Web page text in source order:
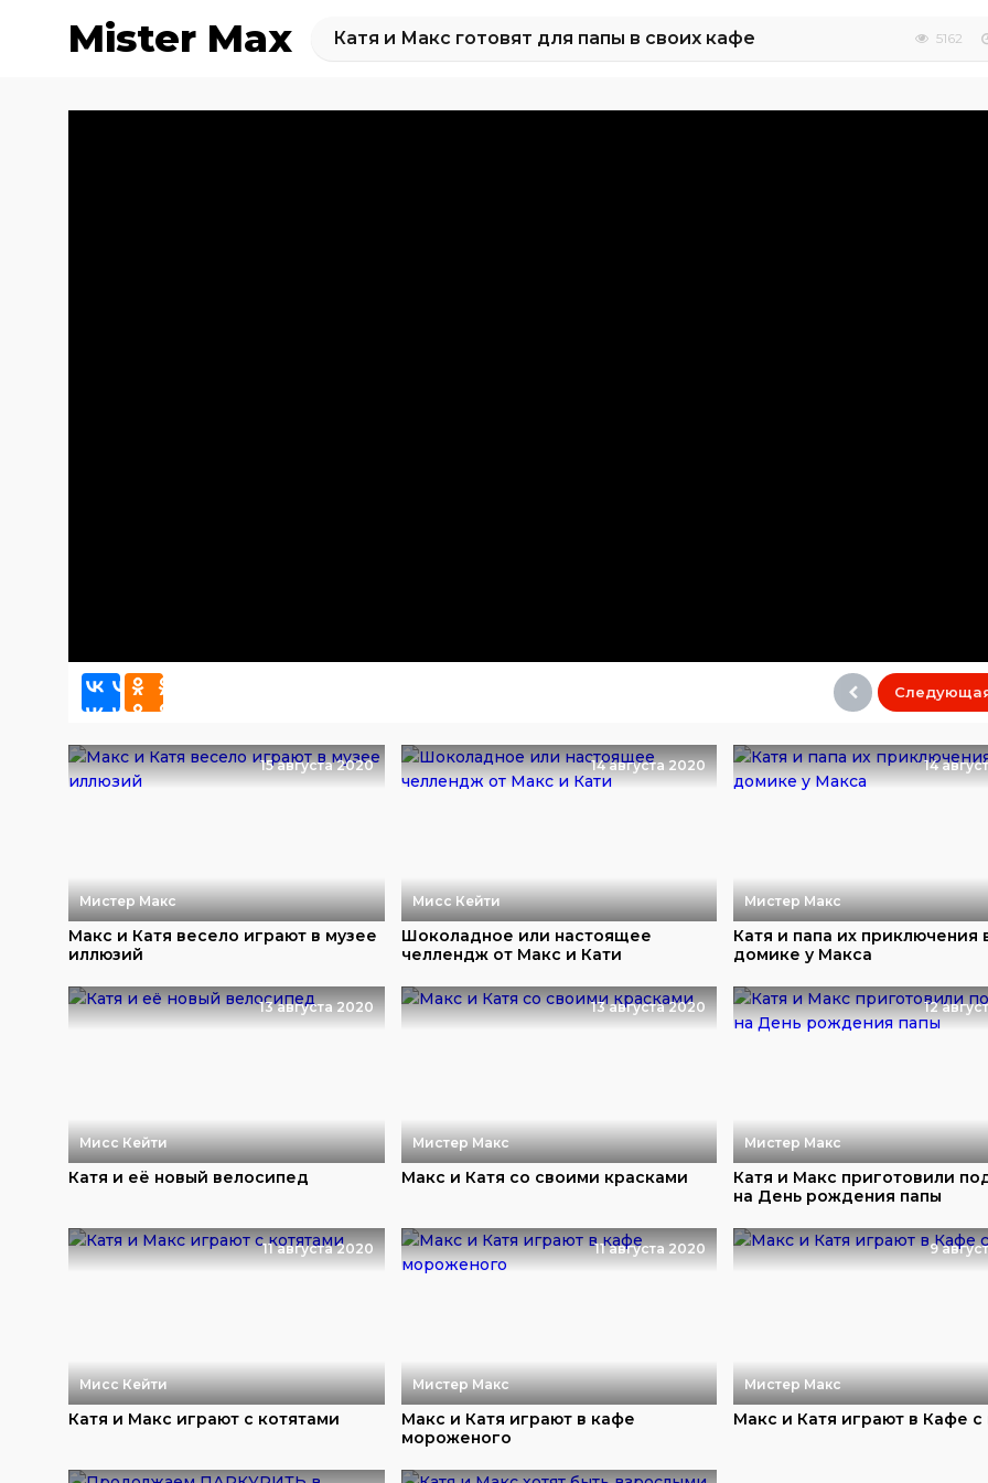
Mister Max Катя и Макс готовят для папы в своих кафе 5162
15 августа 2020
Мистер Макс
Макс и Катя весело играют в музее
иллюзий
14 августа 2020
Мисс Кейти
Шоколадное или настоящее
челлендж от Макс и Кати
14
Мистер Макс
Катя и папа их приключения
домике у Макса
13 августа 2020
Мисс Кейти
Катя и её новый велосипед
13 августа 2020
Мистер Макс
Макс и Катя со своими красками
12
Мистер Макс
Катя и Макс приготовили
на День рождения папы
11 августа 2020
Мисс Кейти
Катя и Макс играют с котятами
11 августа 2020
Мистер Макс
Макс и Катя играют в кафе
мороженого
9
Мистер Макс
Макс и Катя играют в Кафе с